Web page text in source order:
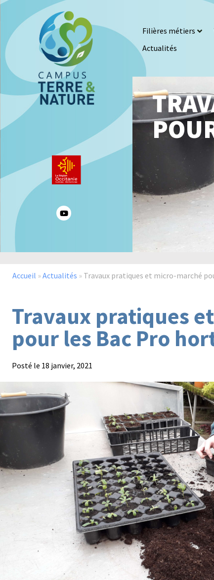
Filières métiers
Actualités
Accueil »Actualités » Travaux pratiques et micro-marché
Travaux pratiques
pour les Bac Pro
Posté le 18 janvier, 2021